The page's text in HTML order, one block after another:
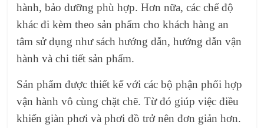
hành, bảo dưỡng phù hợp. Hơn nữa, các chế độ
khác đi kèm theo sản phẩm cho khách hàng an
tâm sử dụng như sách hướng dẫn, hướng dẫn vận
hành và chi tiết sản phẩm.
Sản phẩm được thiết kế với các bộ phận phối hợp
vận hành vô cùng chặt chẽ. Từ đó giúp việc điều
khiển giàn phơi và phơi đồ trở nên đơn giản hơn.